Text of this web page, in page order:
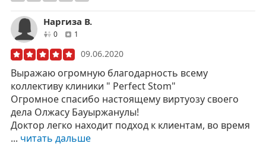
Наргиза В.
0друзей1
09.06.2020
Выражаю огромную благодарность всему
коллективу клиники " Perfect Stom"
Огромное спасибо настоящему виртуозу своего
дела Олжасу Бауыржанулы!
Доктор легко находит подход к клиентам, во время
... читать дальше